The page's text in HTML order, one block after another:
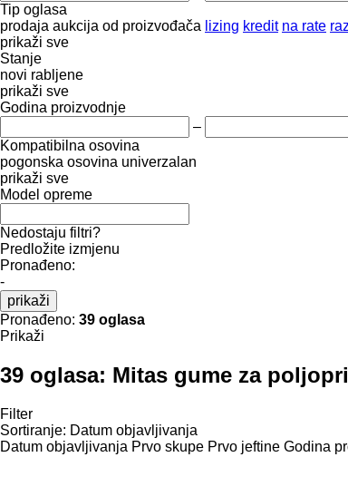
Tip oglasa
prodaja aukcija od proizvođača lizing kredit na rate
prikaži sve
Stanje
novi rabljene
prikaži sve
Godina proizvodnje
–
Kompatibilna osovina
pogonska osovina univerzalan
prikaži sve
Model opreme
Nedostaju filtri?
Predložite izmjenu
Pronađeno:
-
prikaži
Pronađeno: 39 oglasa
Prikaži
39 oglasa: Mitas gume za
Filter
Sortiranje: Datum objavljivanja
Datum objavljivanja Prvo skupe Prvo jeftine Godina